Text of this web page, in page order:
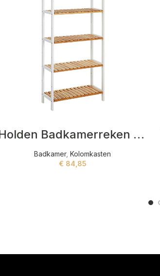
Holden Badkamerreken Wit,Beige
Badkamer,Kolomkasten
€ 84,85